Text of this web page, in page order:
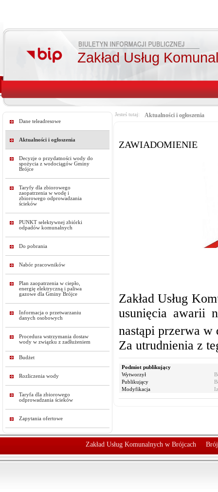
Zakład Usług
Dane teleadresowe
Aktualności i ogłoszenia
Decyzje o przydatności wody do
spożycia z wodociągów Gminy
Brójce
Taryfy dla zbiorowego
zaopatrzenia w wodę i
zbiorowego odprowadzania
ścieków
PUNKT selektywnej zbiórki
odpadów komunalnych
Do pobrania
Nabór pracowników
Plan zaopatrzenia w ciepło,
energię elektryczną i paliwa
gazowe dla Gminy Brójce
Informacja o przetwarzaniu
danych osobowych
Procedura wstrzymania dostaw
wody w związku z zadłużeniem
Budżet
Rozliczenia wody
Taryfa dla zbiorowego
odprowadzania ścieków
Zapytania ofertowe
Jesteś tutaj: Aktualności i ogłoszenia
ZAWIADOMIENIE
Zakład Usług
usunięcia awarii
nastąpi przerwa
Za utrudnienia z
Podmiot publikujący
Wytworzył
Publikujący
Modyfikacja
Zakład Usług Komunalnych w Brójcach